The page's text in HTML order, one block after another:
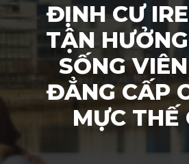
ĐỊNH CƯ
TẬN
SỐNG
ĐẲNG CẤP
MỰC THẾ